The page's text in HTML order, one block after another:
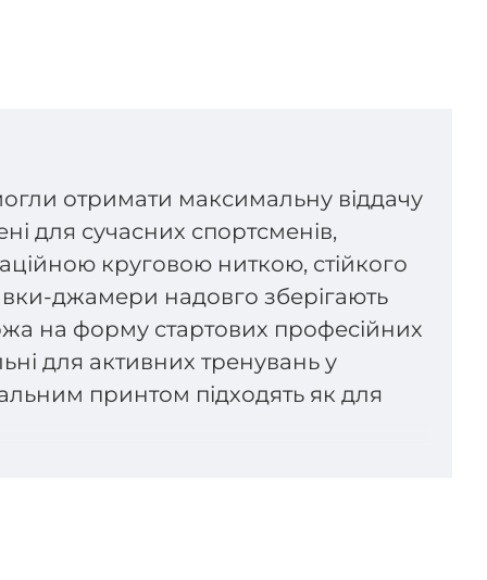
отримати максимальну віддачу
для сучасних спортсменів,
круговою ниткою, стійкого
джамери надовго зберігають
на форму стартових професійних
для активних тренувань у
принтом підходять як для